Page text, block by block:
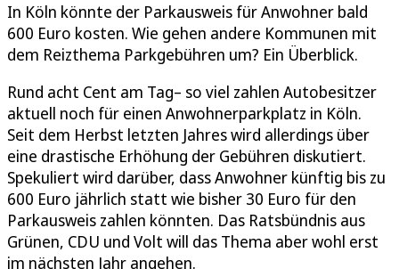
In Köln könnte der Parkausweis für Anwohner bald
600 Euro kosten. Wie gehen andere Kommunen mit
dem Reizthema Parkgebühren um? Ein Überblick.
Rund acht Cent am Tag– so viel zahlen Autobesitzer
aktuell noch für einen Anwohnerparkplatz in Köln.
Seit dem Herbst letzten Jahres wird allerdings über
eine drastische Erhöhung der Gebühren diskutiert.
Spekuliert wird darüber, dass Anwohner künftig bis zu
600 Euro jährlich statt wie bisher 30 Euro für den
Parkausweis zahlen könnten. Das Ratsbündnis aus
Grünen, CDU und Volt will das Thema aber wohl erst
im nächsten Jahr angehen.